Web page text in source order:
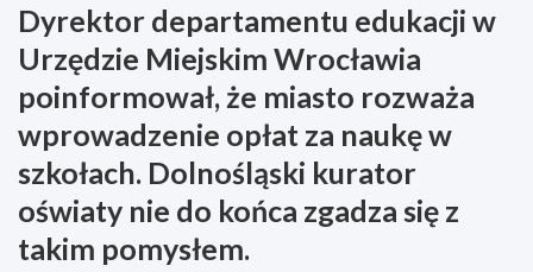
Dyrektor departamentu edukacji w
Urzędzie Miejskim Wrocławia
poinformował, że miasto rozważa
wprowadzenie opłat za naukę w
szkołach. Dolnośląski kurator
oświaty nie do końca zgadza się z
takim pomysłem.